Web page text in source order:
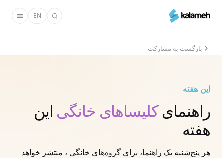
محتوای
EN
بازگشت به مشارکت
این هفته
راهنمایکلیسا‌های خانگی این
هفته
هر پنج‌شنبه یک راهنما، برای گروه‌های خانگی ، منتشر خواهد